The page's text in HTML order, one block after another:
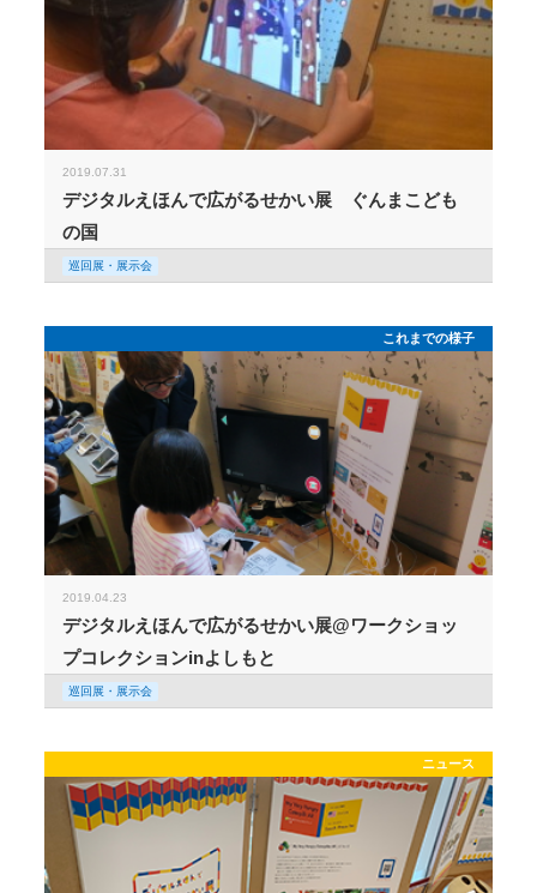
2019.07.31
デジタルえほんで広がるせかい展 ぐんまこども
の国
巡回展・展示会
これまでの様子
2019.04.23
デジタルえほんで広がるせかい展@ワークショッ
プコレクションinよしもと
巡回展・展示会
ニュース